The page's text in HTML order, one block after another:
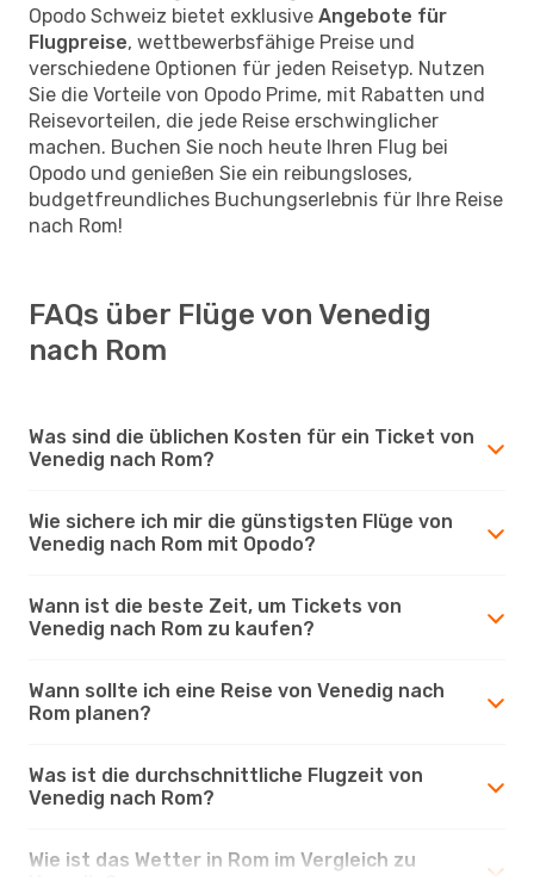
Opodo Schweiz bietet exklusive Angebote für
Flugpreise, wettbewerbsfähige Preise und
verschiedene Optionen für jeden Reisetyp. Nutzen
Sie die Vorteile von Opodo Prime, mit Rabatten und
Reisevorteilen, die jede Reise erschwinglicher
machen. Buchen Sie noch heute Ihren Flug bei
Opodo und genießen Sie ein reibungsloses,
budgetfreundliches Buchungserlebnis für Ihre Reise
nach Rom!
FAQs über Flüge von Venedig
nach Rom
Was sind die üblichen Kosten für ein Ticket von
Venedig nach Rom?
Wie sichere ich mir die günstigsten Flüge von
Venedig nach Rom mit Opodo?
Wann ist die beste Zeit, um Tickets von
Venedig nach Rom zu kaufen?
Wann sollte ich eine Reise von Venedig nach
Rom planen?
Was ist die durchschnittliche Flugzeit von
Venedig nach Rom?
Wie ist das Wetter in Rom im Vergleich zu